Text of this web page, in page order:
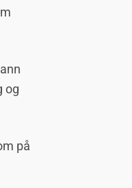
og
på